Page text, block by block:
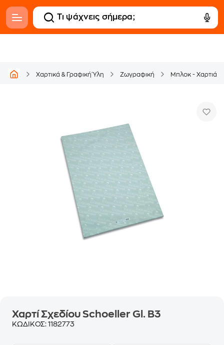
Χαρτικά & Γραφική Ύλη Ζωγραφική Μπλοκ - Χαρτιά
Χαρτί Σχεδίου Schoeller Gl. B3
ΚΩΔΙΚΟΣ: 1182773